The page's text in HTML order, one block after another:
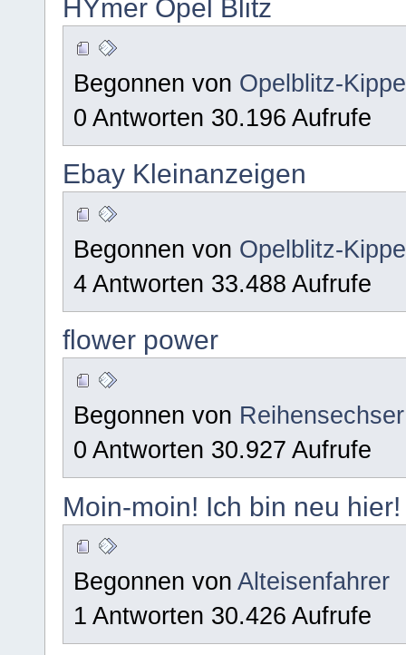
HYmer Opel Blitz
Begonnen von Opelblitz-
0 Antworten 30.196 Aufrufe
Ebay Kleinanzeigen
Begonnen von Opelblitz-
4 Antworten 33.488 Aufrufe
flower power
Begonnen von Reihensechser
0 Antworten 30.927 Aufrufe
Moin-moin! Ich bin neu hier!
Begonnen vonAlteisenfahrer
1 Antworten 30.426 Aufrufe